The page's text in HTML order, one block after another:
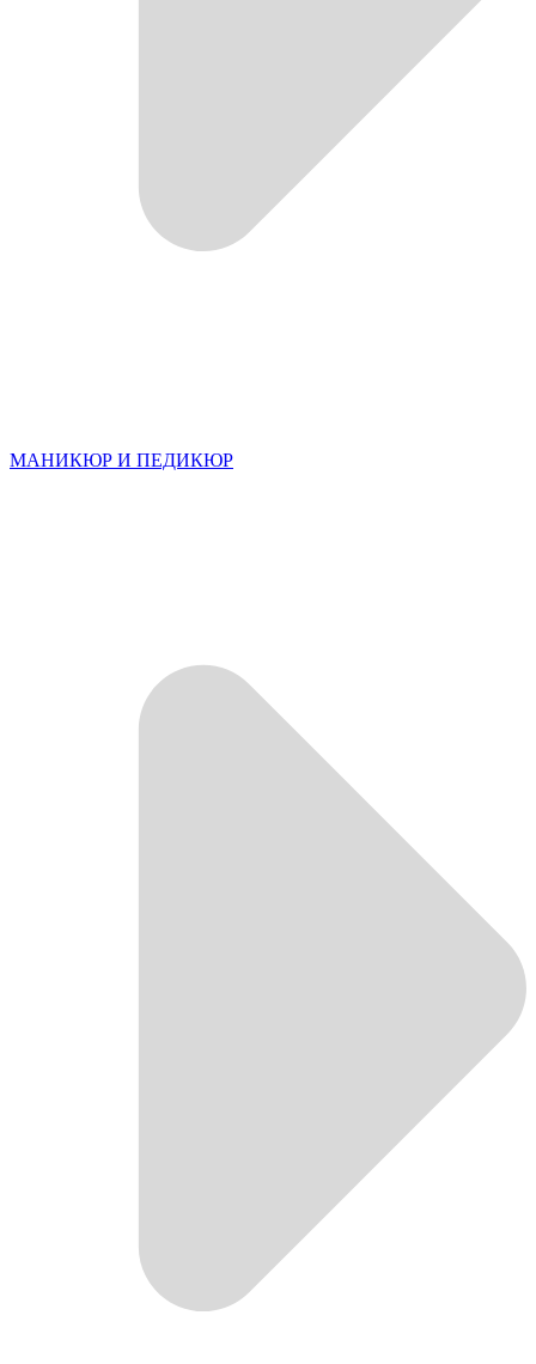
МАНИКЮР И ПЕДИКЮР